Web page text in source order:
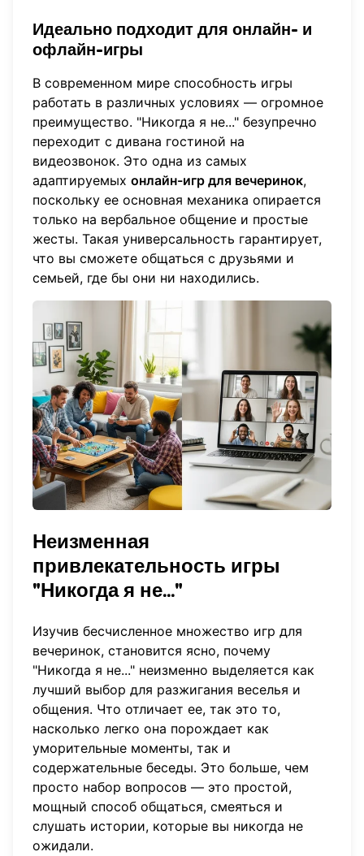
Идеально подходит для онлайн- и
офлайн-игры
В современном мире способность игры
работать в различных условиях — огромное
преимущество. "Никогда я не..." безупречно
переходит с дивана гостиной на
видеозвонок. Это одна из самых
адаптируемых онлайн-игр для вечеринок,
поскольку ее основная механика опирается
только на вербальное общение и простые
жесты. Такая универсальность гарантирует,
что вы сможете общаться с друзьями и
семьей, где бы они ни находились.
Неизменная
привлекательность игры
"Никогда я не..."
Изучив бесчисленное множество игр для
вечеринок, становится ясно, почему
"Никогда я не..." неизменно выделяется как
лучший выбор для разжигания веселья и
общения. Что отличает ее, так это то,
насколько легко она порождает как
уморительные моменты, так и
содержательные беседы. Это больше, чем
просто набор вопросов — это простой,
мощный способ общаться, смеяться и
слушать истории, которые вы никогда не
ожидали.